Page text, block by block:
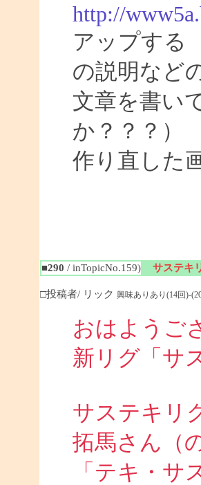
http://
アップする
の説明など
文章を書い
か？？？）
作り直した
■290 / inTopicNo.159) サステキ
□投稿者/ リック 興味ありあり(14回)-
おはようご
新リグ「サ
サステキリ
拓馬さん（
「テキ・